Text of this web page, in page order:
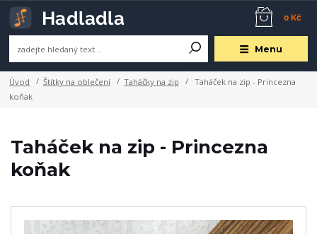
Menu
0 Kč
Úvod Štítky na oblečení Taháčky na zip
Taháček na zip - Princezna
koňak
Taháček na zip - Princezna
koňak